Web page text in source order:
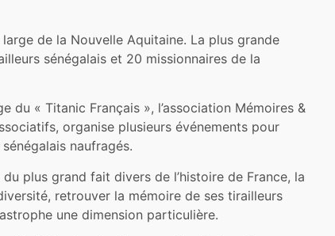
de la Nouvelle Aquitaine. La plus grande
sénégalais et 20 missionnaires de la
du « Titanic Français », l’association Mémoires &
organise plusieurs événements pour
naufragés.
plus grand fait divers de l’histoire de France, la
retrouver la mémoire de ses tirailleurs
une dimension particulière.